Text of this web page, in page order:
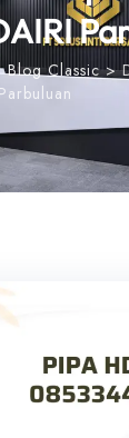
Blog Classic>